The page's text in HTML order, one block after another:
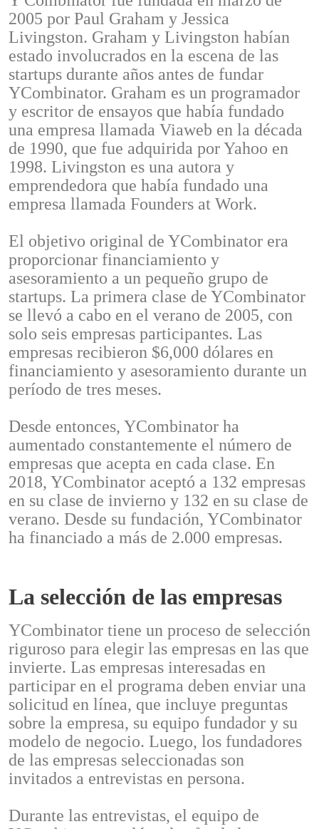
2005 por Paul Graham y Jessica
Livingston. Graham y Livingston habían
estado involucrados en la escena de las
startups durante años antes de fundar
YCombinator. Graham es un programador
y escritor de ensayos que había fundado
una empresa llamada Viaweb en la década
de 1990, que fue adquirida por Yahoo en
1998. Livingston es una autora y
emprendedora que había fundado una
empresa llamada Founders at Work.
El objetivo original de YCombinator era
proporcionar financiamiento y
asesoramiento a un pequeño grupo de
startups. La primera clase de YCombinator
se llevó a cabo en el verano de 2005, con
solo seis empresas participantes. Las
empresas recibieron $6,000 dólares en
financiamiento y asesoramiento durante un
período de tres meses.
Desde entonces, YCombinator ha
aumentado constantemente el número de
empresas que acepta en cada clase. En
2018, YCombinator aceptó a 132 empresas
en su clase de invierno y 132 en su clase de
verano. Desde su fundación, YCombinator
ha financiado a más de 2.000 empresas.
La selección de las empresas
YCombinator tiene un proceso de selección
riguroso para elegir las empresas en las que
invierte. Las empresas interesadas en
participar en el programa deben enviar una
solicitud en línea, que incluye preguntas
sobre la empresa, su equipo fundador y su
modelo de negocio. Luego, los fundadores
de las empresas seleccionadas son
invitados a entrevistas en persona.
Durante las entrevistas, el equipo de